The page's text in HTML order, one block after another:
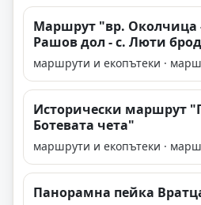
Маршрут "вр. Околчица
Рашов дол - с. Люти
маршрути и екопътеки ·
Исторически маршрут
Ботевата чета"
маршрути и екопътеки ·
Панорамна пейка